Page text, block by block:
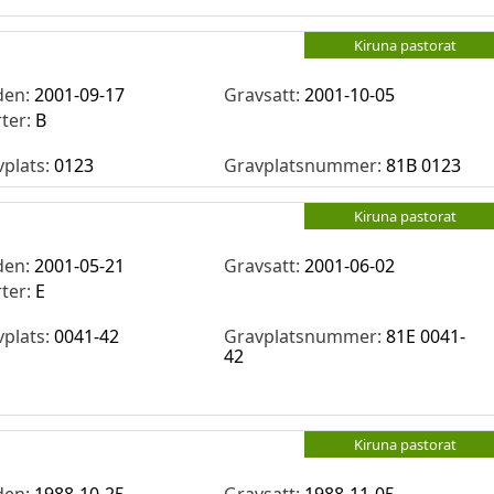
Kiruna pastorat
2001-09-17 Gravsatt:2001-10-05
B
0123 Gravplatsnummer: 81B 0123
Kiruna pastorat
2001-05-21 Gravsatt:2001-06-02
E
0041-42 Gravplatsnummer: 81E 0041-
42
Kiruna pastorat